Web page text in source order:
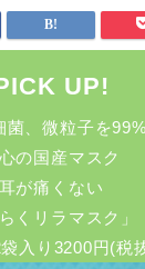
UP!
菌、微粒子を
の国産マスク
耳が痛くない
らくリラマスク」
入り3200円(税